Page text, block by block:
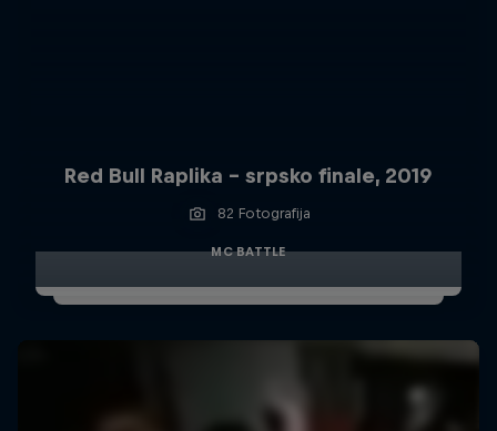
Red Bull Raplika - srpsko finale, 2019
82 Fotografija
MC BATTLE